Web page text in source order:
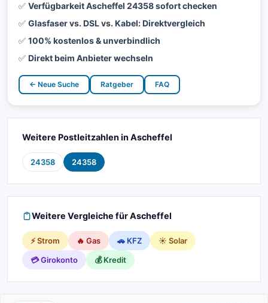
✅ Verfügbarkeit Ascheffel 24358 sofort checken
✅ Glasfaser vs. DSL vs. Kabel: Direktvergleich
✅ 100% kostenlos & unverbindlich
✅ Direkt beim Anbieter wechseln
← Neue Suche Ratgeber FAQ
Weitere Postleitzahlen in Ascheffel
24358 24358
Weitere Vergleiche für Ascheffel
⚡ Strom 🔥 Gas 🚗 KFZ
☀️ Solar
💳 Girokonto
💰 Kredit